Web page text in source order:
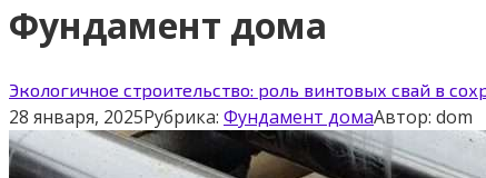
Фундамент дома
Экологичное строительство: роль винтовых свай в
28 января, 2025Рубрика: Фундамент домаАвтор: dom